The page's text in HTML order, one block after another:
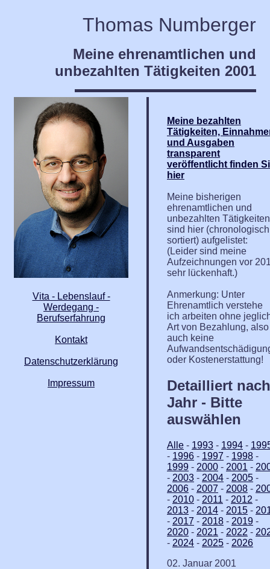
Thomas Numberger
Meine ehrenamtlichen und
unbezahlten Tätigkeiten 2001
Vita - Lebenslauf -
Werdegang -
Berufserfahrung
Kontakt
Datenschutzerklärung
Impressum
Meine bezahlten
Tätigkeiten,
und Ausgaben
transparent
veröffentlicht finden
hier
Meine bisherigen
ehrenamtlichen und
unbezahlten Tätigkeiten
sind hier (chronologisch
sortiert) aufgelistet:
(Leider sind meine
Aufzeichnungen vor
sehr lückenhaft.)
Anmerkung: Unter
Ehrenamtlich verstehe
ich arbeiten ohne
Art von Bezahlung, also
auch keine
oder Kostenerstattung!
Detailliert nach
Jahr - Bitte
auswählen
Alle - 1993 - 1994 -
- 1996 - 1997 - 1998 -
1999 - 2000 - 2001 -
- 2003 - 2004 - 2005 -
2006 - 2007 - 2008 -
- 2010 - 2011 - 2012 -
2013 - 2014 - 2015 -
- 2017 - 2018 - 2019 -
2020 - 2021 - 2022 -
- 2024 - 2025 - 2026
02. Januar 2001